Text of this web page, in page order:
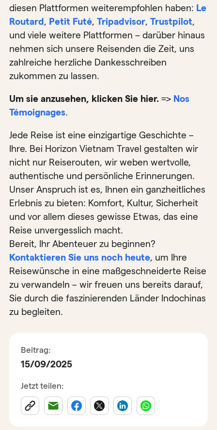
diesen Plattformen weiterempfohlen haben: Le
Routard, Petit Futé,Tripadvisor,Trustpilot,
und viele weitere Plattformen – darüber hinaus
nehmen sich unsere Reisenden die Zeit, uns
zahlreiche herzliche Dankesschreiben
zukommen zu lassen.
Um sie anzusehen, klicken Sie hier.=> Nos
Témoignages.
Jede Reise ist eine einzigartige Geschichte –
Ihre. Bei Horizon Vietnam Travel gestalten wir
nicht nur Reiserouten, wir weben wertvolle,
authentische und persönliche Erinnerungen.
Unser Anspruch ist es, Ihnen ein ganzheitliches
Erlebnis zu bieten: Komfort, Kultur, Sicherheit
und vor allem dieses gewisse Etwas, das eine
Reise unvergesslich macht.
Bereit, Ihr Abenteuer zu beginnen?
Kontaktieren Sie uns noch heute, um Ihre
Reisewünsche in eine maßgeschneiderte Reise
zu verwandeln – wir freuen uns bereits darauf,
Sie durch die faszinierenden Länder Indochinas
zu begleiten.
Beitrag:
15/09/2025
Jetzt teilen: